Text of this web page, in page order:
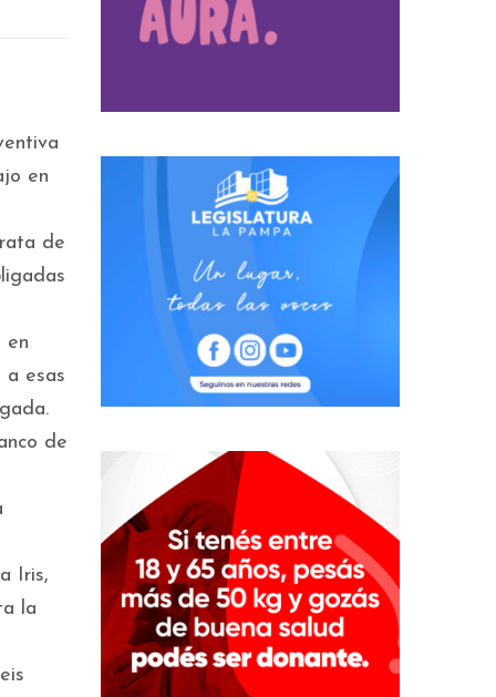
en
de
en
a esas
de
Iris,
la